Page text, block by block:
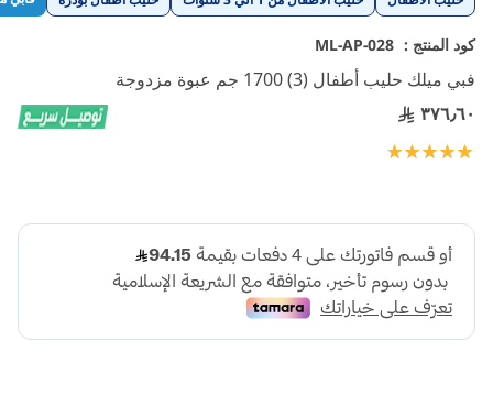
كود المنتج : ML-AP-028
فبي ميلك حليب أطفال (3) 1700 جم عبوة مزدوجة
٣٧٦٫٦٠
تقييم:
إلى
بداية
معرض
الصور